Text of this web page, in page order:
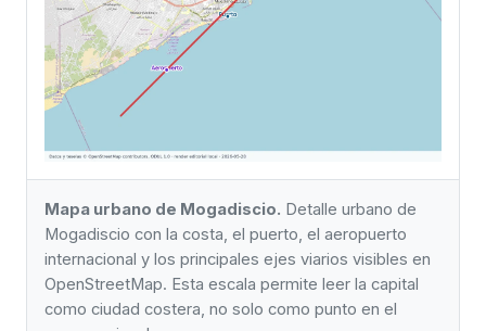
Mapa urbano de Mogadiscio. Detalle urbano de
Mogadiscio con la costa, el puerto, el aeropuerto
internacional y los principales ejes viarios visibles en
OpenStreetMap. Esta escala permite leer la capital
como ciudad costera, no solo como punto en el